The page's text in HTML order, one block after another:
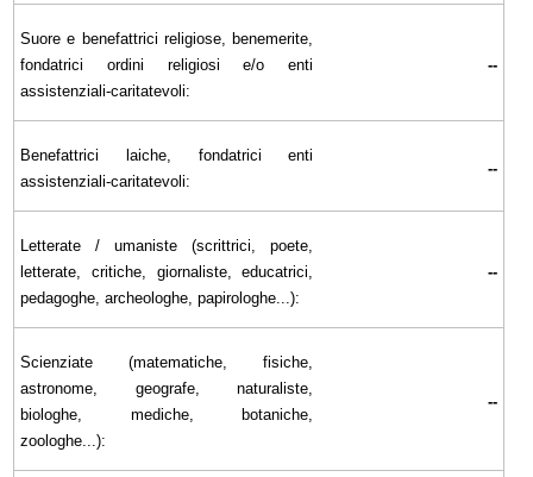
Suore e benefattrici religiose, benemerite,
fondatrici ordini religiosi e/o enti
assistenziali-caritatevoli:
--
Benefattrici laiche, fondatrici enti
assistenziali-caritatevoli:
--
Letterate / umaniste (scrittrici, poete,
letterate, critiche, giornaliste, educatrici,
pedagoghe, archeologhe, papirologhe...):
--
Scienziate (matematiche, fisiche,
astronome, geografe, naturaliste,
biologhe, mediche, botaniche,
zoologhe...):
--